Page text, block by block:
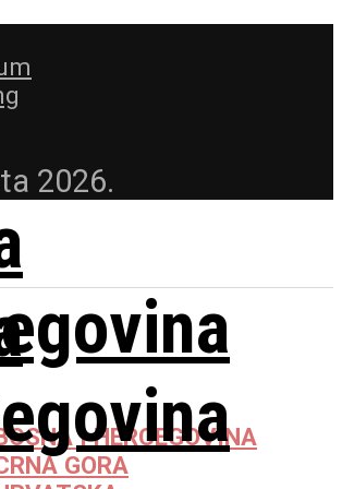
2026.
I HERCEGOVINA
GORA